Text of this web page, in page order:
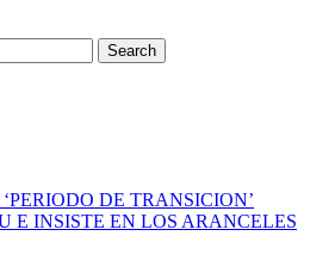
DE TRANSICION’
E INSISTE EN LOS ARANCELES